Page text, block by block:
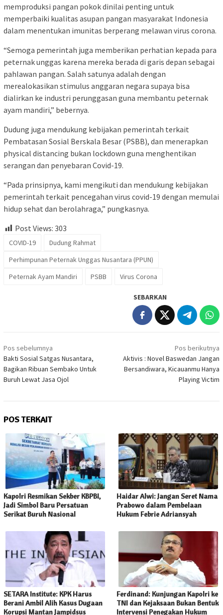
memproduksi pangan pokok dinilai penting untuk
memperbaiki kualitas asupan pangan masyarakat Indonesia
dalam menentukan imunitas berperang melawan virus corona.
“Semoga pemerintah juga memberikan perhatian kepada para
peternak unggas karena mereka berada di garis depan sebagai
pahlawan pangan. Salah satunya adalah dengan
merealokasikan stimulus anggaran negara supaya bisa
dialirkan ke industri perunggasan guna membantu peternak
ayam mandiri,” bebernya.
Dudung juga mendukung kebijakan pemerintah terkait
Pembatasan Sosial Berskala Besar (PSBB), dan menerapkan
physical distancing bukan lockdown guna menghentikan
serangan dan penyebaran Covid-19.
“Pada prinsipnya, kami mengikuti dan mendukung kebijakan
pemerintah terkait pencegahan virus covid-19 dengan memulai
hidup sehat dan berolahraga,” pungkasnya.
Post Views: 303
COVID-19
Dudung Rahmat
Perhimpunan Peternak Unggas Nusantara (PPUN)
Peternak Ayam Mandiri
PSBB Virus Corona
SEBARKAN
Navigasi
pos
Pos sebelumnya
Bakti Sosial Satgas Nusantara,
Bagikan Ribuan Sembako Untuk
Buruh Lewat Jasa Ojol
Pos berikutnya
Aktivis : Novel Baswedan Jangan
Bersandiwara, Kicauanmu Hanya
Playing Victim
POS TERKAIT
Kapolri Resmikan Sekber KBPBI,
Jadi Simbol Baru Persatuan
Serikat Buruh Nasional
Haidar Alwi: Jangan Seret Nama
Prabowo dalam Pembelaan
Hukum Febrie Adriansyah
SETARA Institute: KPK Harus
Berani Ambil Alih Kasus Dugaan
Korupsi Mantan Jampidsus
Ferdinand: Kunjungan Kapolri ke
TNI dan Kejaksaan Bukan Bentuk
Intervensi Penegakan Hukum